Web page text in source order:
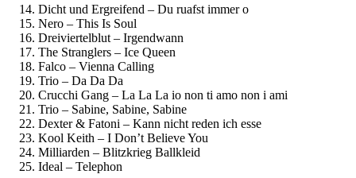
Dicht und Ergreifend – Du ruafst immer o
Nero – This Is Soul
Dreiviertelblut – Irgendwann
The Stranglers – Ice Queen
Falco – Vienna Calling
Trio – Da Da Da
Crucchi Gang – La La La io non ti amo non i ami
Trio – Sabine, Sabine, Sabine
Dexter & Fatoni – Kann nicht reden ich esse
Kool Keith – I Don’t Believe You
Milliarden – Blitzkrieg Ballkleid
Ideal – Telephon